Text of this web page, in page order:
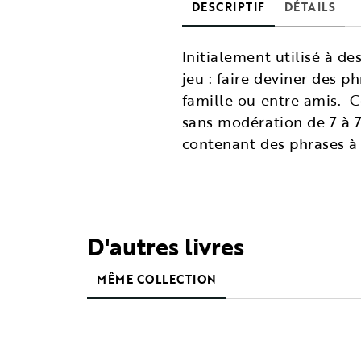
DESCRIPTIF DÉTAILS
Initialement utilisé à
jeu : faire deviner des
famille ou entre amis.
sans modération de 7
contenant des phrases
D'autres livres
MÊME COLLECTION